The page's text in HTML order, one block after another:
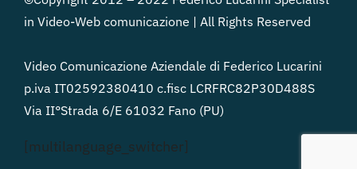
in Video-Web comunicazione | All Rights Reserved
Video Comunicazione Aziendale di Federico Lucarini
p.iva IT02592380410 c.fisc LCRFRC82P30D488S
Via II°Strada 6/E 61032 Fano (PU)
[multilanguage_switcher]